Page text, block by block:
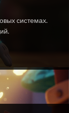
системах.